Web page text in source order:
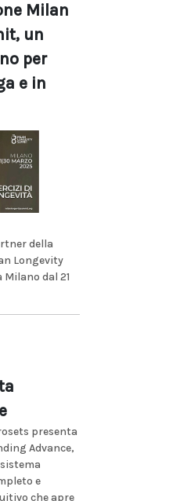
Milan
un
per
e in
della
Longevity
dal 21
presenta
Advance,
e
che apre